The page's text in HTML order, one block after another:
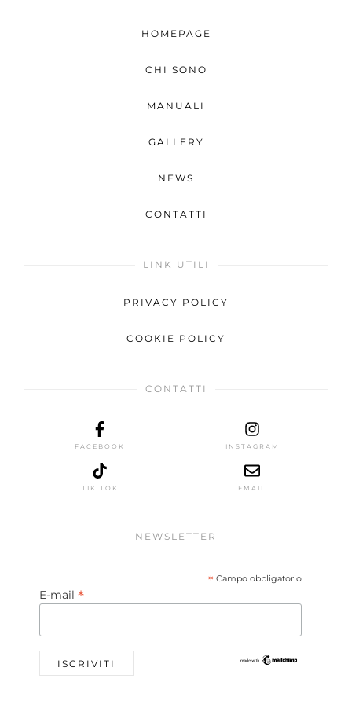
HOMEPAGE
CHI SONO
MANUALI
GALLERY
NEWS
CONTATTI
LINK UTILI
PRIVACY POLICY
COOKIE POLICY
CONTATTI
FACEBOOK INSTAGRAM
TIK TOK EMAIL
NEWSLETTER
* Campo obbligatorio
E-mail *